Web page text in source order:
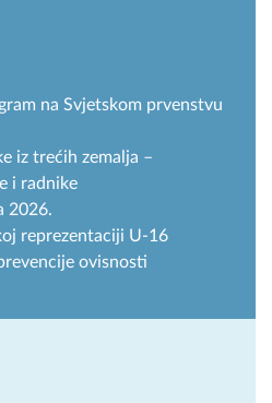
na Svjetskom prvenstvu
iz trećih zemalja –
i radnike
2026.
reprezentaciji U-16
ovisnosti